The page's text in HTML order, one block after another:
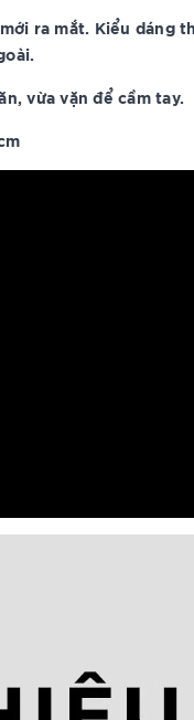
mới ra mắt. Kiểu dáng
vừa vặn để cầm tay.